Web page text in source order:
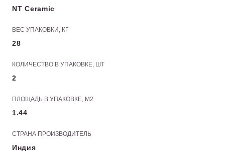
NT Ceramic
ВЕС УПАКОВКИ, КГ
28
КОЛИЧЕСТВО В УПАКОВКЕ, ШТ
2
ПЛОЩАДЬ В УПАКОВКЕ, М2
1.44
СТРАНА ПРОИЗВОДИТЕЛЬ
Индия